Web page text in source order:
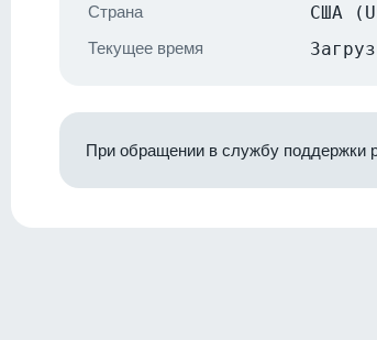
Страна США
Текущее время
При обращении в службу поддержки